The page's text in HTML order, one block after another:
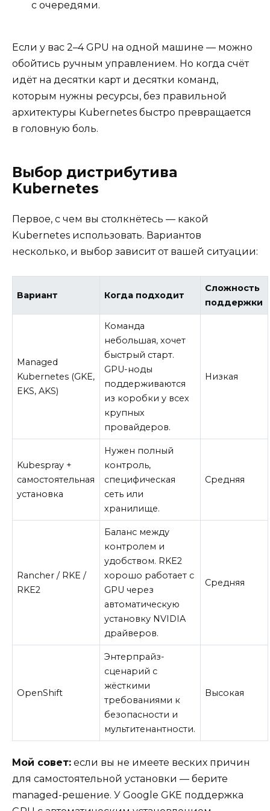
с очередями.
Если у вас 2–4 GPU на одной машине — можно
обойтись ручным управлением. Но когда счёт
идёт на десятки карт и десятки команд,
которым нужны ресурсы, без правильной
архитектуры Kubernetes быстро превращается
в головную боль.
Выбор дистрибутива
Kubernetes
Первое, с чем вы столкнётесь — какой
Kubernetes использовать. Вариантов
несколько, и выбор зависит от вашей ситуации:
Вариант Когда подходит
Сложность
поддержки
Managed
Kubernetes (GKE,
EKS, AKS)
Команда
небольшая, хочет
быстрый старт.
GPU-ноды
поддерживаются
из коробки у всех
крупных
провайдеров.
Низкая
Kubespray +
самостоятельная
установка
Нужен полный
контроль,
специфическая
сеть или
хранилище.
Средняя
Rancher / RKE /
RKE2
Баланс между
контролем и
удобством. RKE2
хорошо работает с
GPU через
автоматическую
установку NVIDIA
драйверов.
Средняя
OpenShift
Энтерпрайз-
сценарий с
жёсткими
требованиями к
безопасности и
мультитенантности.
Высокая
Мой совет: если вы не имеете веских причин
для самостоятельной установки — берите
managed-решение. У Google GKE поддержка